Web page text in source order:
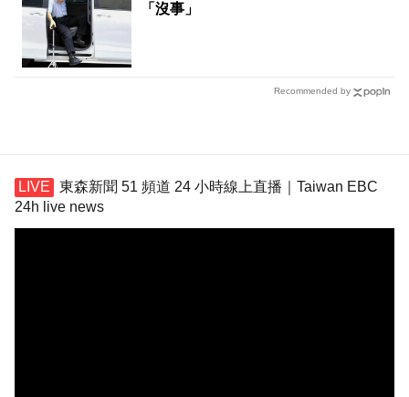
「沒事」
Recommended by
東森新聞 51 頻道 24 小時線上直播｜Taiwan EBC
24h live news